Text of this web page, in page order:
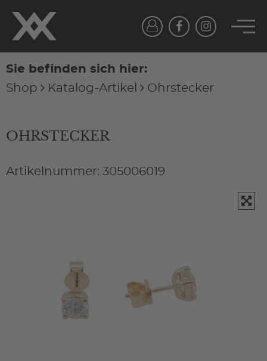
Sie befinden sich hier:
Shop
Katalog-Artikel Ohrstecker
OHRSTECKER
Artikelnummer: 305006019